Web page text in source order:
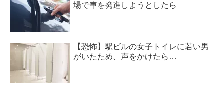
場で車を発進しようとしたら
【恐怖】駅ビルの女子トイレに若い男
がいたため、声をかけたら…